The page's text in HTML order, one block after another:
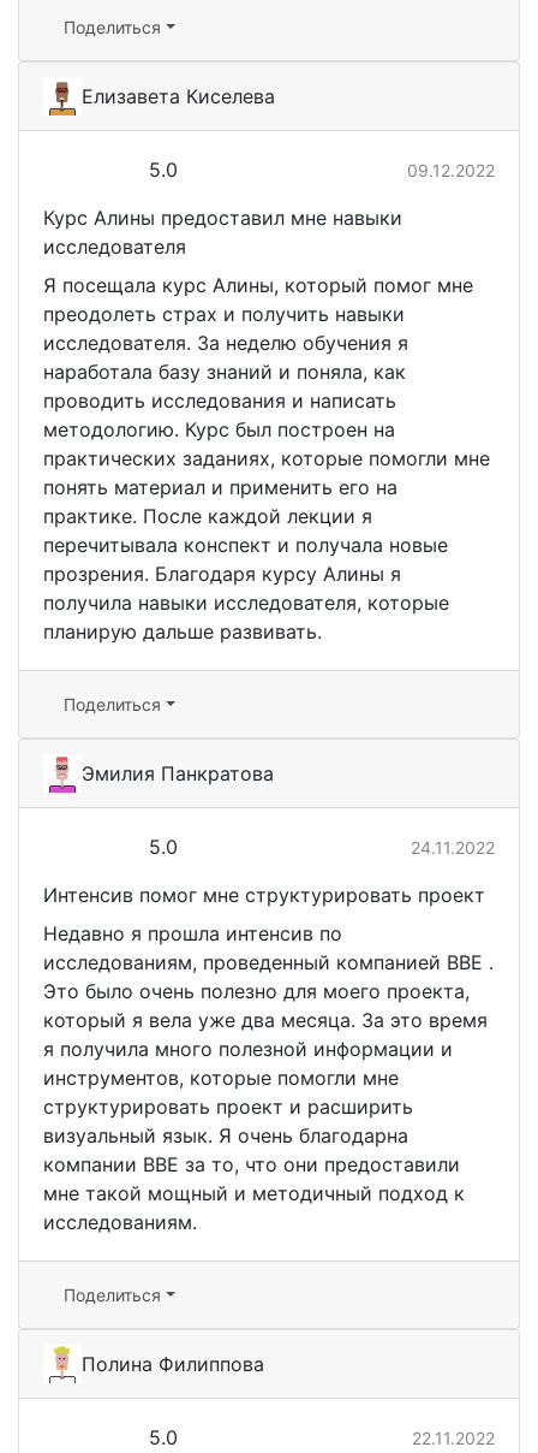
Поделиться
Елизавета Киселева
5.0 09.12.2022
Курс Алины предоставил мне навыки
исследователя
Я посещала курс Алины, который помог мне
преодолеть страх и получить навыки
исследователя. За неделю обучения я
наработала базу знаний и поняла, как
проводить исследования и написать
методологию. Курс был построен на
практических заданиях, которые помогли мне
понять материал и применить его на
практике. После каждой лекции я
перечитывала конспект и получала новые
прозрения. Благодаря курсу Алины я
получила навыки исследователя, которые
планирую дальше развивать.
Поделиться
Эмилия Панкратова
5.0 24.11.2022
Интенсив помог мне структурировать проект
Недавно я прошла интенсив по
исследованиям, проведенный компанией BBE .
Это было очень полезно для моего проекта,
который я вела уже два месяца. За это время
я получила много полезной информации и
инструментов, которые помогли мне
структурировать проект и расширить
визуальный язык. Я очень благодарна
компании BBE за то, что они предоставили
мне такой мощный и методичный подход к
исследованиям.
Поделиться
Полина Филиппова
5.0 22.11.2022